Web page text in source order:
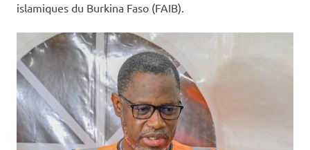
islamiques du Burkina Faso (FAIB).